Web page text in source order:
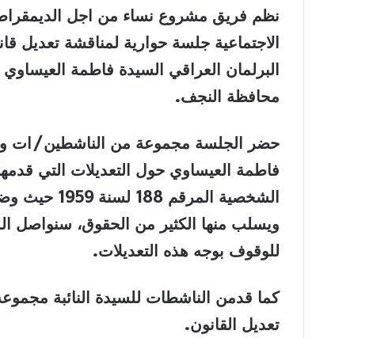
نظم فريق مشروع نساء من اجل
الاجتماعية جلسة حوارية لمناقشة تعديل
محافظة النجف.
حضر الجلسة مجموعة من الناشطين/ات
فاطمة العيساوي حول التعديلات التي
الشخصية
ويسلب منها الكثير من الحقوق، سنواصل
للوقوف بوجه هذه التعديلات.
كما قدمن الناشطات للسيدة النائبة
تعديل القانون.